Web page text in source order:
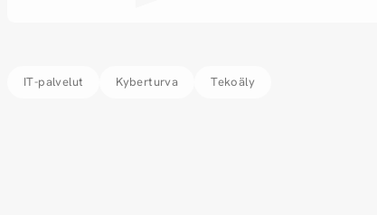
IT-palvelut Kyberturva Tekoäly